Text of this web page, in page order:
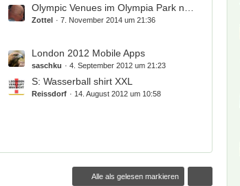
ei
ä
e
t
z
e
B
i
Olympic Venues im Olympia Park nach den Olympischen Spielen
Zottel 7. November 2014 um 21:36
L
e
t
z
London 2012 Mobile Apps
saschku 4. September 2012 um 21:23
S: Wasserball shirt XXL
Reissdorf 14. August 2012 um 10:58
Alle als gelesen markieren